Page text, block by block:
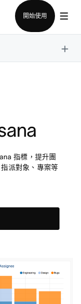
開始使用
×
指標，提升團
派對象、專案等